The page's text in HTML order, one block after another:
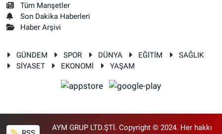
Tüm Manşetler
Son Dakika Haberleri
Haber Arşivi
GÜNDEM SPOR DÜNYA EĞİTİM
SAĞLIK
SİYASET
EKONOMİ YAŞAM
AYM GRUP LTD.ŞTİ. Copyright © 2024. Her hakkı